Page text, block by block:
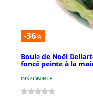
-36%
Boule de Noël
foncé peinte à la
DISPONIBLE